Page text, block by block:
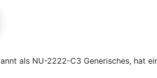
als NU-2222-C3 Generisches, hat